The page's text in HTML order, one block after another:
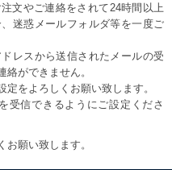
文やご連絡をされて24時間以上
迷惑メールフォルダ等を一度ご
レスから送信されたメールの受
ができません。
をよろしくお願い致します。
受信できるようにご設定くださ
願い致します。